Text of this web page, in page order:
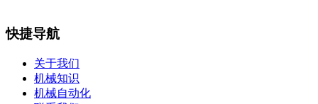
快捷导航
关于我们
机械知识
机械自动化